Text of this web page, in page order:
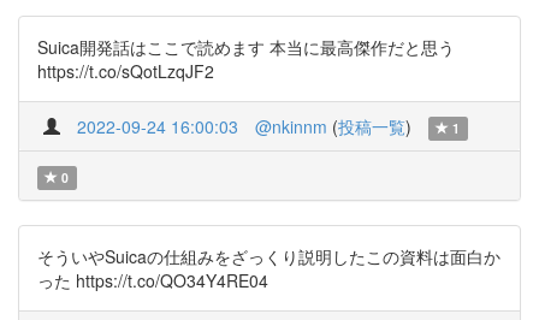
Suica開発話はここで読めます 本当に最高傑作だと思う
https://t.co/sQotLzqJF2
2022-09-24 16:00:03 @nkinnm (投稿一覧) 1
0
そういやSuicaの仕組みをざっくり説明したこの資料は面白か
った https://t.co/QO34Y4RE04